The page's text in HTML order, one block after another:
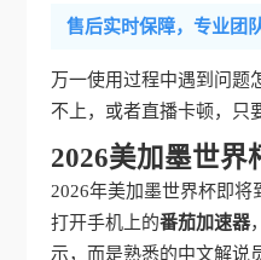
售后实时保障，专业团
万一使用过程中遇到问题
不上，或者直播卡顿，只
2026美加墨世
2026年美加墨世界杯即将
打开手机上的番茄加速器
示，而是熟悉的中文解说